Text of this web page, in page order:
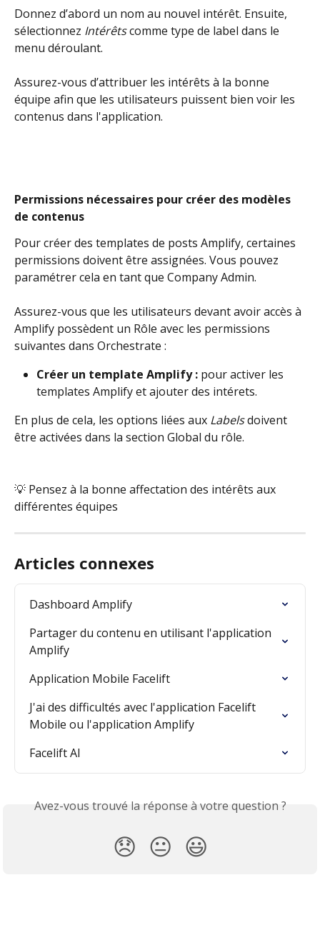
Donnez d’abord un nom au nouvel intérêt. Ensuite,
sélectionnez Intérêts comme type de label dans le
menu déroulant.
Assurez-vous d’attribuer les intérêts à la bonne
équipe afin que les utilisateurs puissent bien voir les
contenus dans l'application.
Permissions nécessaires pour créer des modèles
de contenus
Pour créer des templates de posts Amplify, certaines
permissions doivent être assignées. Vous pouvez
paramétrer cela en tant que Company Admin.
Assurez-vous que les utilisateurs devant avoir accès à
Amplify possèdent un Rôle avec les permissions
suivantes dans Orchestrate :
Créer un template Amplify : pour activer les
templates Amplify et ajouter des intérets.
En plus de cela, les options liées aux Labels doivent
être activées dans la section Global du rôle.
💡 Pensez à la bonne affectation des intérêts aux
différentes équipes
Articles connexes
Dashboard Amplify
Partager du contenu en utilisant l'application
Amplify
Application Mobile Facelift
J'ai des difficultés avec l'application Facelift
Mobile ou l'application Amplify
Facelift AI
Avez-vous trouvé la réponse à votre question ?
😞 😐 😃